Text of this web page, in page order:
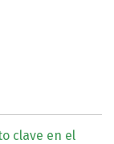
clave en el